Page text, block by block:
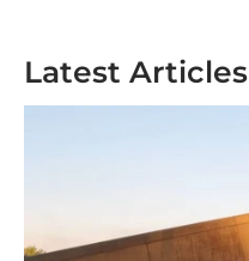
Latest Articles